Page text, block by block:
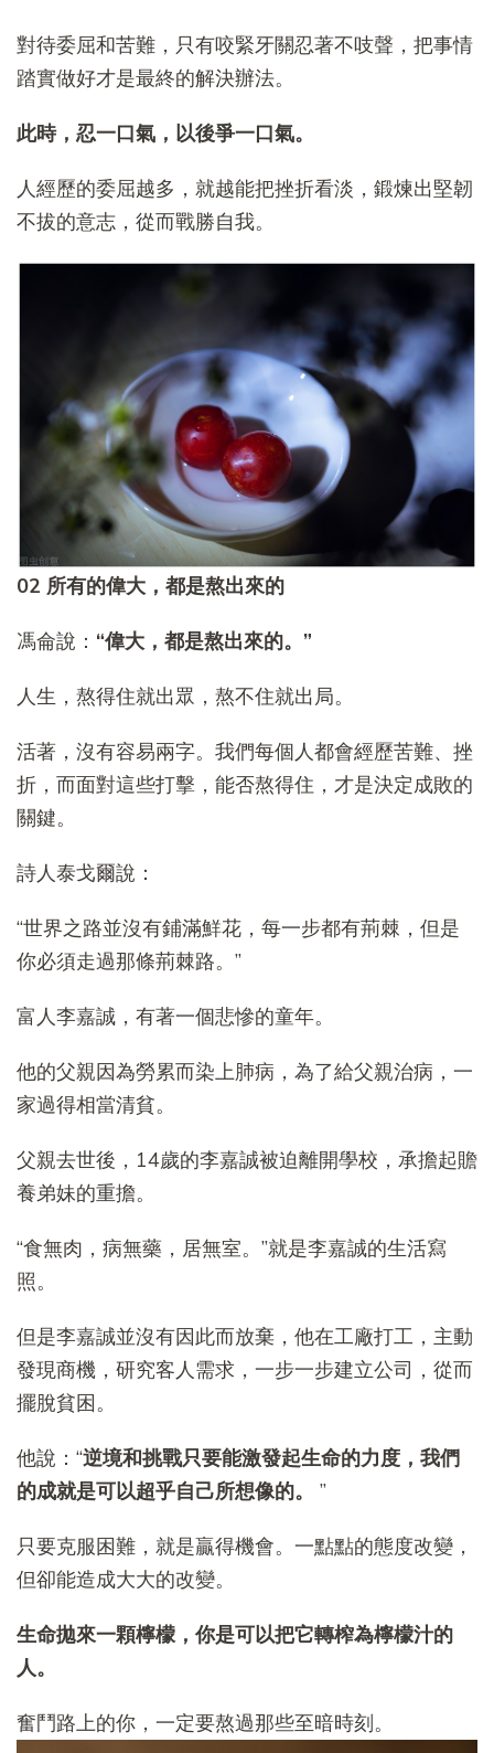
對待委屈和苦難，只有咬緊牙關忍著不吱聲，把事情
踏實做好才是最終的解決辦法。
此時，忍一口氣，以後爭一口氣。
人經歷的委屈越多，就越能把挫折看淡，鍛煉出堅韌
不拔的意志，從而戰勝自我。
02 所有的偉大，都是熬出來的
馮侖說： “偉大，都是熬出來的。”
人生，熬得住就出眾，熬不住就出局。
活著，沒有容易兩字。我們每個人都會經歷苦難、挫
折，而面對這些打擊，能否熬得住，才是決定成敗的
關鍵。
詩人泰戈爾說：
“世界之路並沒有鋪滿鮮花，每一步都有荊棘，但是
你必須走過那條荊棘路。”
富人李嘉誠，有著一個悲慘的童年。
他的父親因為勞累而染上肺病，為了給父親治病，一
家過得相當清貧。
父親去世後，14歲的李嘉誠被迫離開學校，承擔起贍
養弟妹的重擔。
“食無肉，病無藥，居無室。”就是李嘉誠的生活寫
照。
但是李嘉誠並沒有因此而放棄，他在工廠打工，主動
發現商機，研究客人需求，一步一步建立公司，從而
擺脫貧困。
他說：“逆境和挑戰只要能激發起生命的力度，我們
的成就是可以超乎自己所想像的。
”
只要克服困難，就是贏得機會。一點點的態度改變，
但卻能造成大大的改變。
生命拋來一顆檸檬，你是可以把它轉榨為檸檬汁的
人。
奮鬥路上的你，一定要熬過那些至暗時刻。